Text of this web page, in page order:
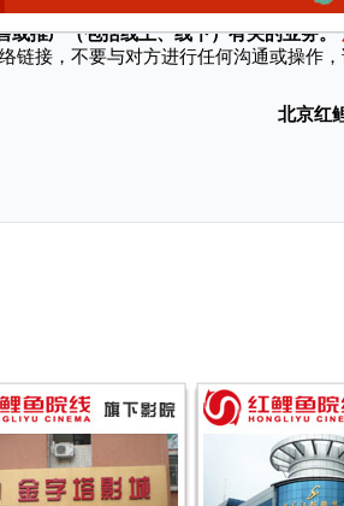
或推广（包括线上、线下）有关的业务。
链接，不要与对方进行任何沟通或操作